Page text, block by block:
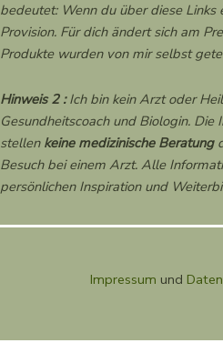
bedeutet: Wenn du über diese Links
Provision. Für dich ändert sich am
Produkte wurden von mir selbst
Hinweis 2 :Ich bin kein Arzt oder
Gesundheitscoach und Biologin. Die
stellen keine medizinische Beratung
Besuch bei einem Arzt. Alle
persönlichen Inspiration und
Impressum und